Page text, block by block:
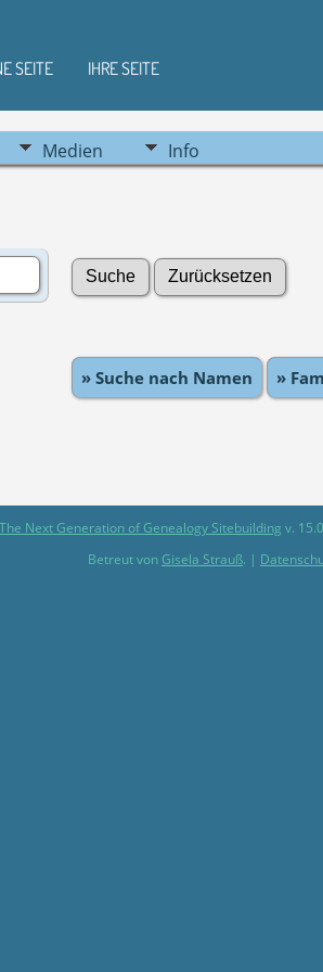
SEITE IHRE SEITE
Medien Info
» Suche nach Namen »
The Next Generation of Genealogy Sitebuilding v.
Betreut von Gisela Strauß. |